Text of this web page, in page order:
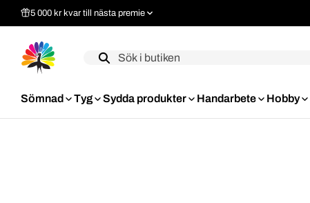
5 000 kr kvar till nästa premie
Label
Sömnad Tyg Sydda produkter Handarbete Hobby